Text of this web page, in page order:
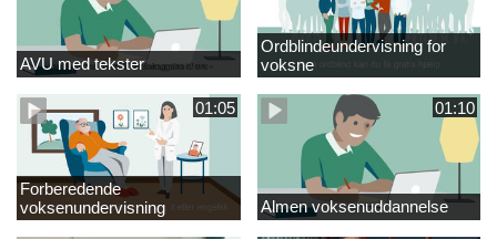
AVU med tekster
Ordblindeundervisning for
voksne
01:05
Forberedende
voksenundervisning
01:10
Almen voksenuddannelse